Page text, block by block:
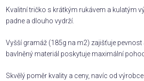
Kvalitní tričko s krátkým rukávem a kulatým
padne a dlouho vydrží.
Vyšší gramáž (185g na m2) zajišťuje
bavlněný materiál poskytuje maximální
Skvělý poměr kvality a ceny, navíc od